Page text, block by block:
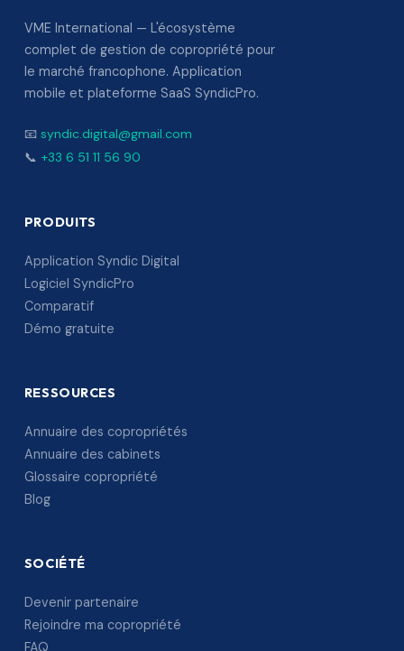
VME International — L'écosystème
complet de gestion de copropriété pour
le marché francophone. Application
mobile et plateforme SaaS SyndicPro.
📧 syndic.digital@gmail.com
📞 +33 6 51 11 56 90
PRODUITS
Application Syndic Digital
Logiciel SyndicPro
Comparatif
Démo gratuite
RESSOURCES
Annuaire des copropriétés
Annuaire des cabinets
Glossaire copropriété
Blog
SOCIÉTÉ
Devenir partenaire
Rejoindre ma copropriété
FAQ